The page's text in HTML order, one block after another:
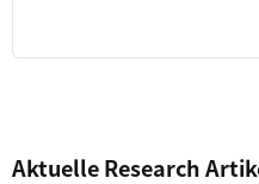
Aktuelle Research